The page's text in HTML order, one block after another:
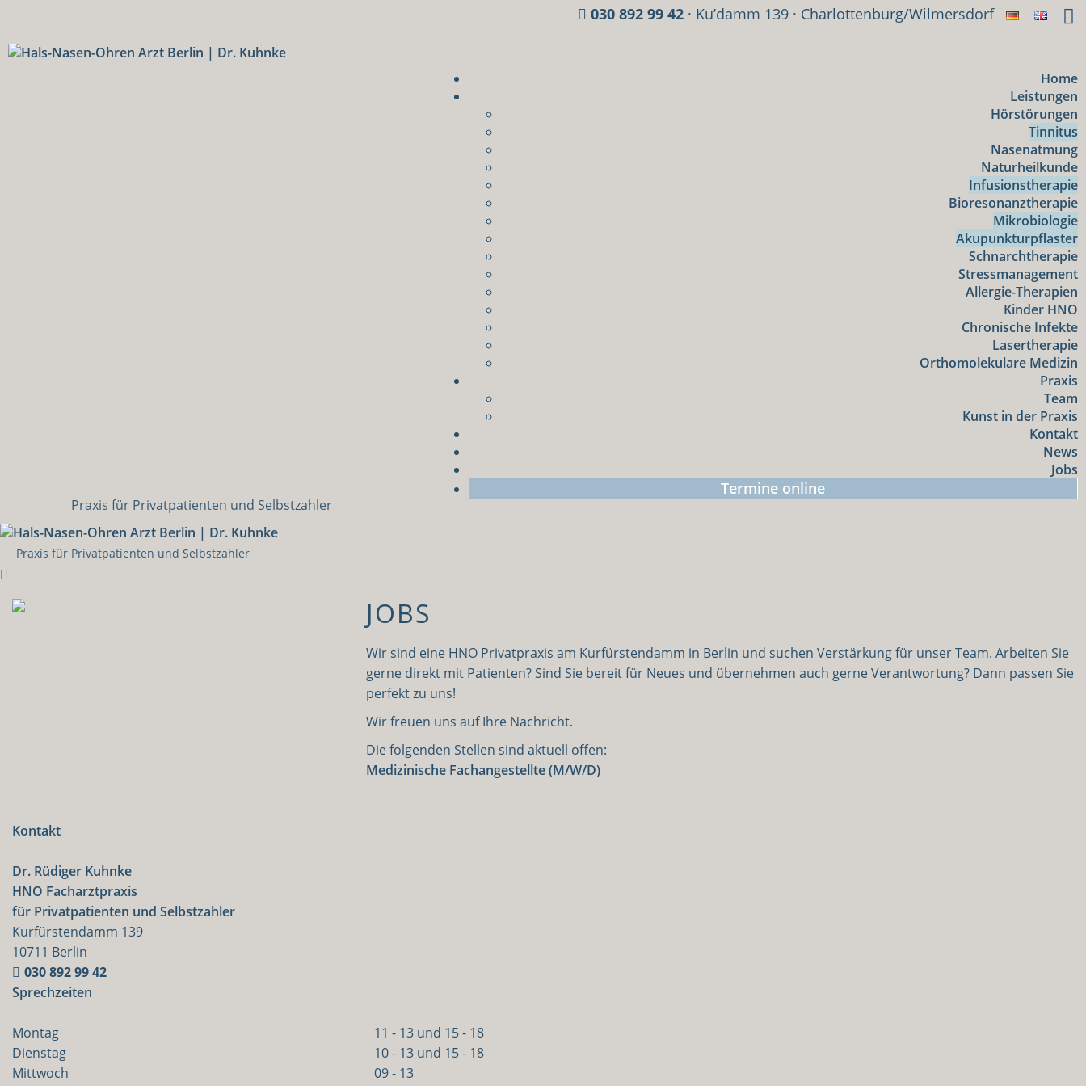
030 892 99 42 · Ku’damm 139 · Charlottenburg/Wilmersdorf
Home
Leistungen
Hörstörungen
Tinnitus
Nasenatmung
Naturheilkunde
Infusionstherapie
Bioresonanztherapie
Mikrobiologie
Akupunkturpflaster
Schnarchtherapie
Stressmanagement
Allergie-Therapien
Kinder HNO
Chronische Infekte
Lasertherapie
Orthomolekulare Medizin
Praxis
Team
Kunst in der Praxis
Kontakt
News
Jobs
Termine online
Praxis für Privatpatienten und Selbstzahler
Praxis für Privatpatienten und Selbstzahler
JOBS
Wir sind eine HNO Privatpraxis am Kurfürstendamm in Berlin und suchen Verstärkung für unser Team. Arbeiten Sie
gerne direkt mit Patienten? Sind Sie bereit für Neues und übernehmen auch gerne Verantwortung? Dann passen Sie
perfekt zu uns!
Wir freuen uns auf Ihre Nachricht.
Die folgenden Stellen sind aktuell offen:
Medizinische Fachangestellte (M/W/D)
Kontakt
Dr. Rüdiger Kuhnke
HNO Facharztpraxis
für Privatpatienten und Selbstzahler
Kurfürstendamm 139
10711 Berlin
030 892 99 42
Sprechzeiten
Montag
11 - 13 und 15 - 18
Dienstag
10 - 13 und 15 - 18
Mittwoch
09 - 13